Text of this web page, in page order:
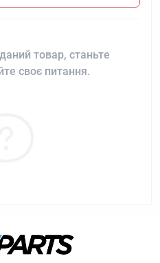
товар, станьте
своє питання.